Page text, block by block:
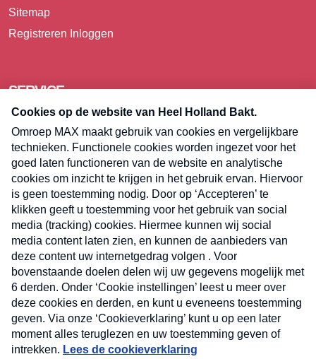
E-meel? Schrijf je in voor de
Heel Holland Bakt nieuwsbrief
E-
Sitemap
Registreren Inloggen
SERVICE
Over Omroep MAX
Pers
Contact
Algemene voorwaarden
Privacyverklaring
Cookieverklaring
Kwetsbaarheid melden
Registreren Inloggen
Volg
Volg
ons
op
Volg
ons
op
Volg
ons
op